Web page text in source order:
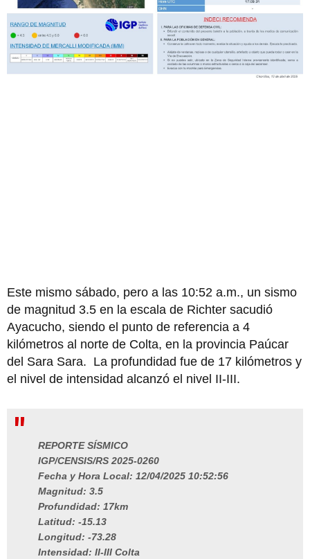
Este mismo sábado, pero a las 10:52 a.m., un sismo
de magnitud 3.5 en la escala de Richter sacudió
Ayacucho, siendo el punto de referencia a 4
kilómetros al norte de Colta, en la provincia Paúcar
del Sara Sara. La profundidad fue de 17 kilómetros y
el nivel de intensidad alcanzó el nivel II-III.
REPORTE SÍSMICO
IGP/CENSIS/RS 2025-0260
Fecha y Hora Local: 12/04/2025 10:52:56
Magnitud: 3.5
Profundidad: 17km
Latitud: -15.13
Longitud: -73.28
Intensidad: II-III Colta